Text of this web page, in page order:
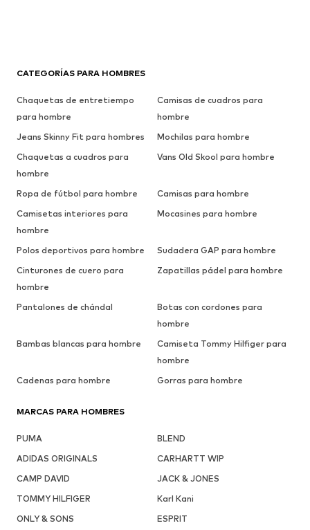
CATEGORÍAS PARA HOMBRES
Chaquetas de entretiempo
para hombre
Camisas de cuadros para
hombre
Jeans Skinny Fit para hombres
Mochilas para hombre
Chaquetas a cuadros para
hombre
Vans Old Skool para hombre
Ropa de fútbol para hombre
Camisas para hombre
Camisetas interiores para
hombre
Mocasines para hombre
Polos deportivos para hombre
Sudadera GAP para hombre
Cinturones de cuero para
hombre
Zapatillas pádel para hombre
Pantalones de chándal
Botas con cordones para
hombre
Bambas blancas para hombre
Camiseta Tommy Hilfiger para
hombre
Cadenas para hombre
Gorras para hombre
MARCAS PARA HOMBRES
PUMA
BLEND
ADIDAS ORIGINALS
CARHARTT WIP
CAMP DAVID
JACK & JONES
TOMMY HILFIGER
Karl Kani
ONLY & SONS
ESPRIT